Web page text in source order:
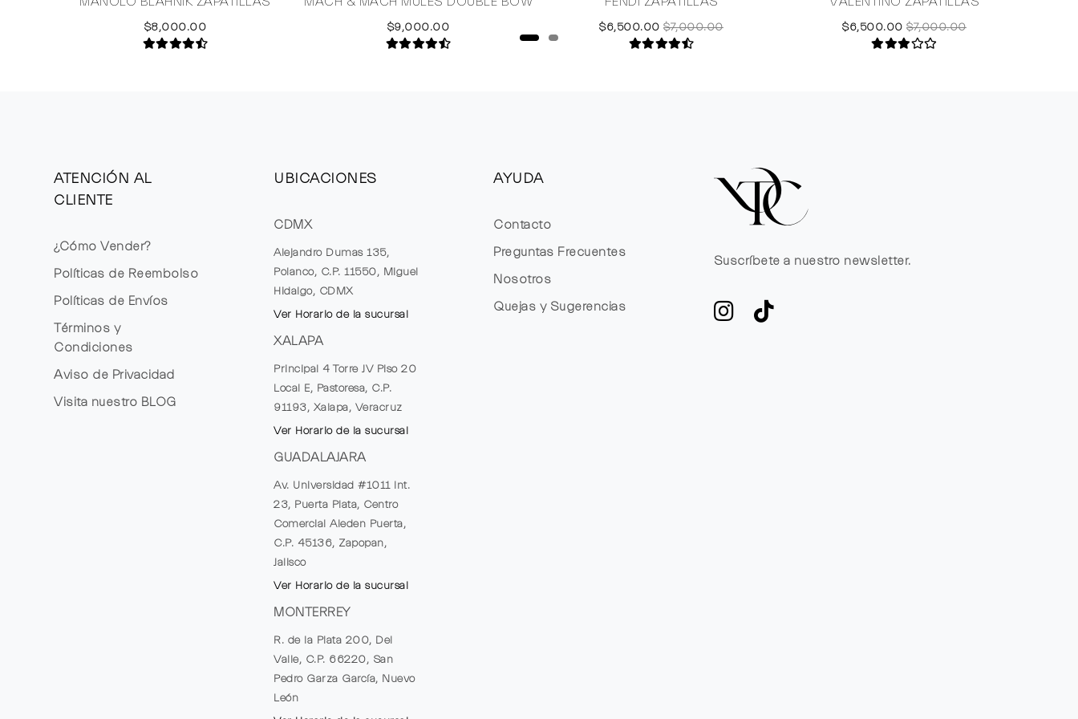
$8,000.00 $9,000.00 $6,500.00 $7,000.00 $6,500.00 $7,000.00
ATENCIÓN AL
CLIENTE
¿Cómo Vender?
Políticas de Reembolso
Políticas de Envíos
Términos y
Condiciones
Aviso de Privacidad
Visita nuestro BLOG
UBICACIONES
CDMX
Alejandro Dumas 135,
Polanco, C.P. 11550, Miguel
Hidalgo, CDMX
Ver Horario de la sucursal
XALAPA
Principal 4 Torre JV Piso 20
Local E, Pastoresa, C.P.
91193, Xalapa, Veracruz
Ver Horario de la sucursal
GUADALAJARA
Av. Universidad #1011 Int.
23, Puerta Plata, Centro
Comercial Aleden Puerta,
C.P. 45136, Zapopan,
Jalisco
Ver Horario de la sucursal
MONTERREY
R. de la Plata 200, Del
Valle, C.P. 66220, San
Pedro Garza García, Nuevo
León
AYUDA
Contacto
Preguntas Frecuentes
Nosotros
Quejas y Sugerencias
Suscríbete a nuestro newsletter.